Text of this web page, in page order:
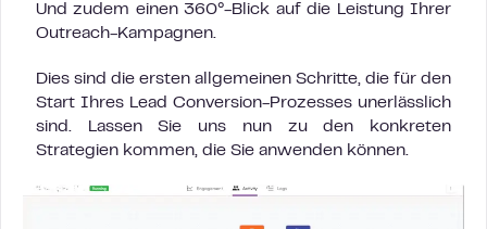
Und zudem einen 360°-Blick auf die Leistung Ihrer
Outreach-Kampagnen.
Dies sind die ersten allgemeinen Schritte, die für den
Start Ihres Lead Conversion-Prozesses unerlässlich
sind. Lassen Sie uns nun zu den konkreten
Strategien kommen, die Sie anwenden können.